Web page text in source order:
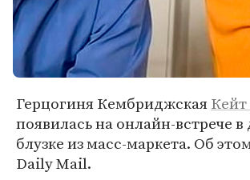
Герцогиня Кембриджская
появилась на онлайн-встрече
блузке из масс-маркета. Об
Daily Mail.